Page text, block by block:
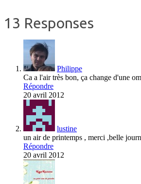
13 Responses
Philippe
Ca a l'air très bon, ça change d'une
Répondre
20 avril 2012
lustine
un air de printemps , merci ,belle
Répondre
20 avril 2012